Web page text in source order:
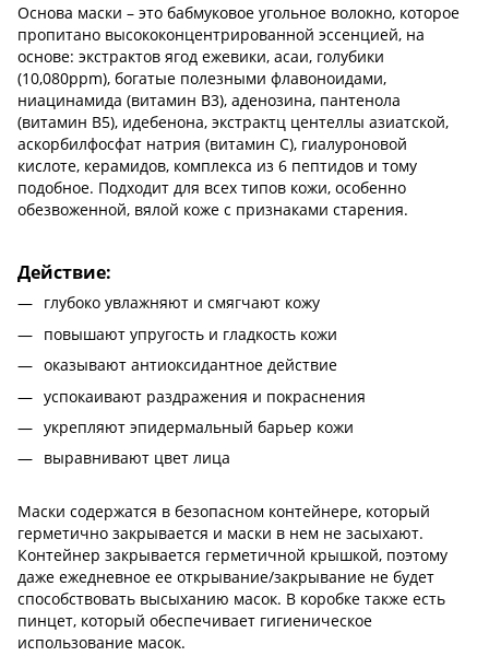
Основа маски – это бабмуковое угольное волокно, которое
пропитано высококонцентрированной эссенцией, на
основе: экстрактов ягод ежевики, асаи, голубики
(10,080ppm), богатые полезными флавоноидами,
ниацинамида (витамин В3), аденозина, пантенола
(витамин В5), идебенона, экстрактц центеллы азиатской,
аскорбилфосфат натрия (витамин С), гиалуроновой
кислоте, керамидов, комплекса из 6 пептидов и тому
подобное. Подходит для всех типов кожи, особенно
обезвоженной, вялой коже с признаками старения.
Действие:
глубоко увлажняют и смягчают кожу
повышают упругость и гладкость кожи
оказывают антиоксидантное действие
успокаивают раздражения и покраснения
укрепляют эпидермальный барьер кожи
выравнивают цвет лица
Маски содержатся в безопасном контейнере, который
герметично закрывается и маски в нем не засыхают.
Контейнер закрывается герметичной крышкой, поэтому
даже ежедневное ее открывание/закрывание не будет
способствовать высыханию масок. В коробке также есть
пинцет, который обеспечивает гигиеническое
использование масок.